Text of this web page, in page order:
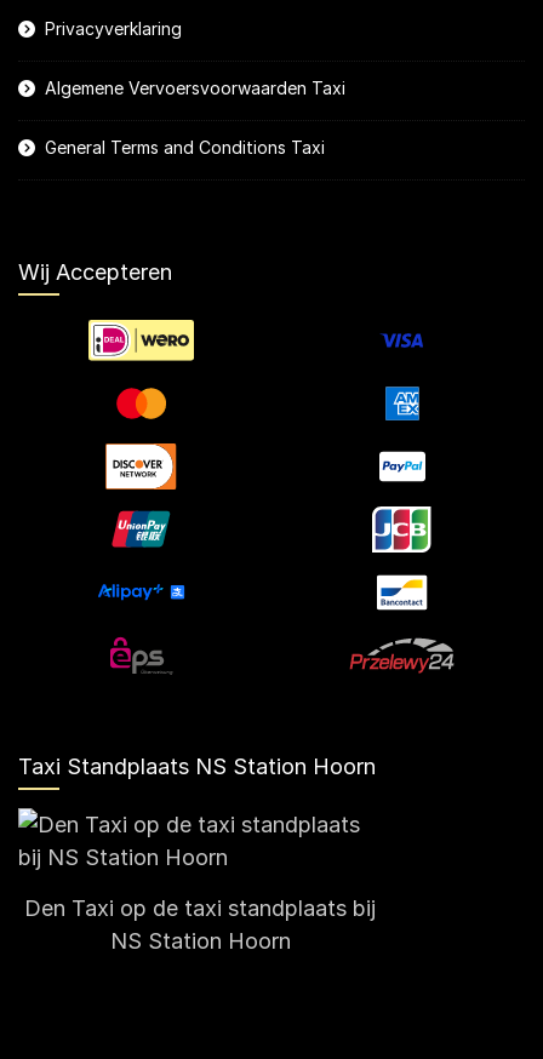
Privacyverklaring
Algemene Vervoersvoorwaarden Taxi
General Terms and Conditions Taxi
Wij Accepteren
Taxi Standplaats NS Station Hoorn
Den Taxi op de taxi standplaats bij
NS Station Hoorn